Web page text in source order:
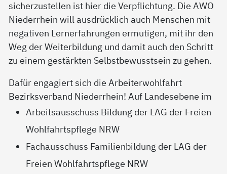
sicherzustellen ist hier die Verpflichtung. Die AWO
Niederrhein will ausdrücklich auch Menschen mit
negativen Lernerfahrungen ermutigen, mit ihr den
Weg der Weiterbildung und damit auch den Schritt
zu einem gestärkten Selbstbewusstsein zu gehen.
Dafür engagiert sich die Arbeiterwohlfahrt
Bezirksverband Niederrhein! Auf Landesebene im
Arbeitsausschuss Bildung der LAG der Freien
Wohlfahrtspflege NRW
Fachausschuss Familienbildung der LAG der
Freien Wohlfahrtspflege NRW